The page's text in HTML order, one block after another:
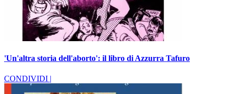
'Un'altra storia dell'aborto': il libro di Azzurra Tafuro
CONDIVIDI |